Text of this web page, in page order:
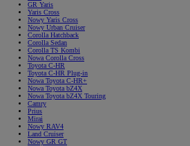
GR Yaris
Yaris Cross
Nowy Yaris Cross
Nowy Urban Cruiser
Corolla Hatchback
Corolla Sedan
Corolla TS Kombi
Nowa Corolla Cross
Toyota C-HR
Toyota C-HR Plug-in
Nowa Toyota C-HR+
Nowa Toyota bZ4X
Nowa Toyota bZ4X Touring
Camry
Prius
Mirai
Nowy RAV4
Land Cruiser
Nowy GR GT